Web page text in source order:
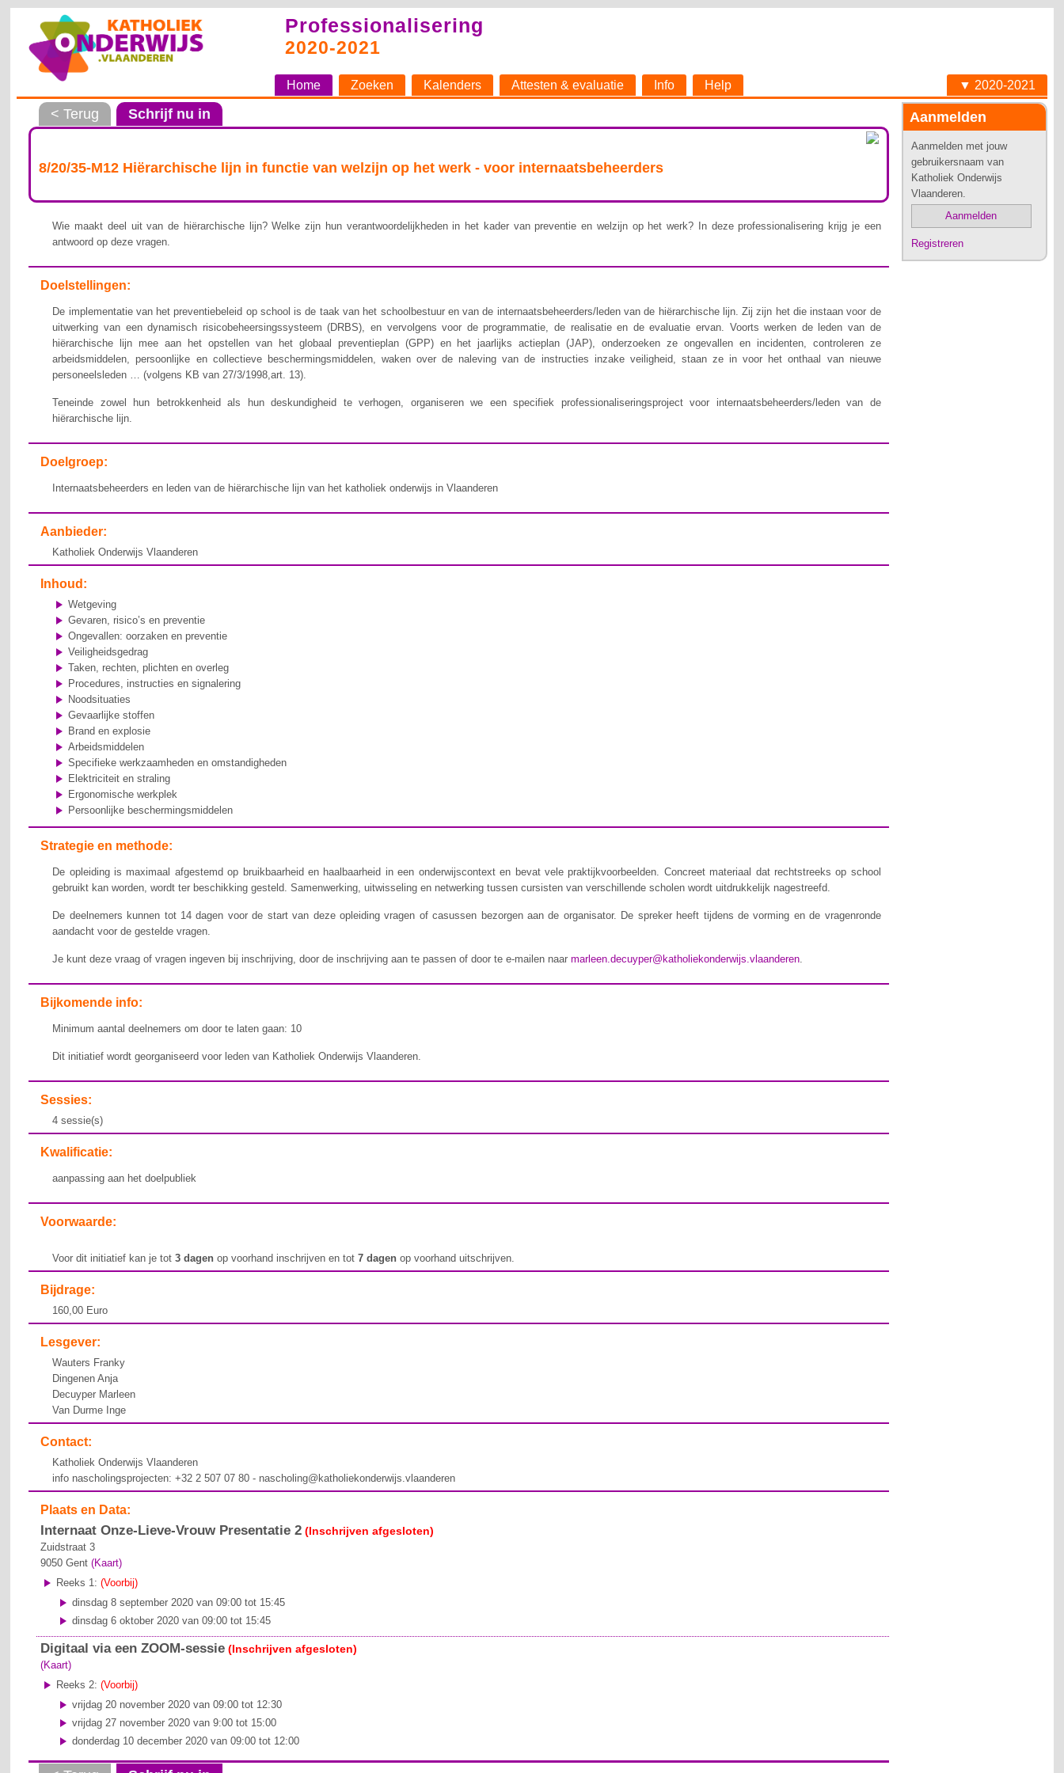
Professionalisering
2020-2021
Home Zoeken Kalenders Attesten & evaluatie Info Help ▼ 2020-2021
Aanmelden
Aanmelden met jouw
gebruikersnaam van
Katholiek Onderwijs
Vlaanderen.
Aanmelden
Registreren
< Terug Schrijf nu in
8/20/35-M12 Hiërarchische lijn in functie van welzijn op het werk - voor internaatsbeheerders
Wie maakt deel uit van de hiërarchische lijn? Welke zijn hun verantwoordelijkheden in het kader van preventie en welzijn op het werk? In deze professionalisering krijg je een
antwoord op deze vragen.
Doelstellingen:
De implementatie van het preventiebeleid op school is de taak van het schoolbestuur en van de internaatsbeheerders/leden van de hiërarchische lijn. Zij zijn het die instaan voor de
uitwerking van een dynamisch risicobeheersingssysteem (DRBS), en vervolgens voor de programmatie, de realisatie en de evaluatie ervan. Voorts werken de leden van de
hiërarchische lijn mee aan het opstellen van het globaal preventieplan (GPP) en het jaarlijks actieplan (JAP), onderzoeken ze ongevallen en incidenten, controleren ze
arbeidsmiddelen, persoonlijke en collectieve beschermingsmiddelen, waken over de naleving van de instructies inzake veiligheid, staan ze in voor het onthaal van nieuwe
personeelsleden … (volgens KB van 27/3/1998,art. 13).
Teneinde zowel hun betrokkenheid als hun deskundigheid te verhogen, organiseren we een specifiek professionaliseringsproject voor internaatsbeheerders/leden van de
hiërarchische lijn.
Doelgroep:
Internaatsbeheerders en leden van de hiërarchische lijn van het katholiek onderwijs in Vlaanderen
Aanbieder:
Katholiek Onderwijs Vlaanderen
Inhoud:
Wetgeving
Gevaren, risico’s en preventie
Ongevallen: oorzaken en preventie
Veiligheidsgedrag
Taken, rechten, plichten en overleg
Procedures, instructies en signalering
Noodsituaties
Gevaarlijke stoffen
Brand en explosie
Arbeidsmiddelen
Specifieke werkzaamheden en omstandigheden
Elektriciteit en straling
Ergonomische werkplek
Persoonlijke beschermingsmiddelen
Strategie en methode:
De opleiding is maximaal afgestemd op bruikbaarheid en haalbaarheid in een onderwijscontext en bevat vele praktijkvoorbeelden. Concreet materiaal dat rechtstreeks op school
gebruikt kan worden, wordt ter beschikking gesteld. Samenwerking, uitwisseling en netwerking tussen cursisten van verschillende scholen wordt uitdrukkelijk nagestreefd.
De deelnemers kunnen tot 14 dagen voor de start van deze opleiding vragen of casussen bezorgen aan de organisator. De spreker heeft tijdens de vorming en de vragenronde
aandacht voor de gestelde vragen.
Je kunt deze vraag of vragen ingeven bij inschrijving, door de inschrijving aan te passen of door te e-mailen naarmarleen.decuyper@katholiekonderwijs.vlaanderen.
Bijkomende info:
Minimum aantal deelnemers om door te laten gaan: 10
Dit initiatief wordt georganiseerd voor leden van Katholiek Onderwijs Vlaanderen.
Sessies:
4 sessie(s)
Kwalificatie:
aanpassing aan het doelpubliek
Voorwaarde:
Voor dit initiatief kan je tot3 dagen op voorhand inschrijven en tot7 dagenop voorhand uitschrijven.
Bijdrage:
160,00 Euro
Lesgever:
Wauters Franky
Dingenen Anja
Decuyper Marleen
Van Durme Inge
Contact:
Katholiek Onderwijs Vlaanderen
info nascholingsprojecten: +32 2 507 07 80 - nascholing@katholiekonderwijs.vlaanderen
Plaats en Data:
Internaat Onze-Lieve-Vrouw Presentatie 2 (Inschrijven afgesloten)
Zuidstraat 3
9050 Gent (Kaart)
Reeks 1:(Voorbij)
dinsdag 8 september 2020 van 09:00 tot 15:45
dinsdag 6 oktober 2020 van 09:00 tot 15:45
Digitaal via een ZOOM-sessie (Inschrijven afgesloten)
(Kaart)
Reeks 2:(Voorbij)
vrijdag 20 november 2020 van 09:00 tot 12:30
vrijdag 27 november 2020 van 9:00 tot 15:00
donderdag 10 december 2020 van 09:00 tot 12:00